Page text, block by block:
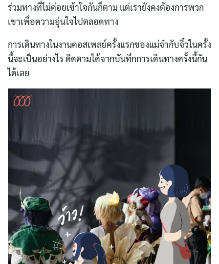
ร่วมทางที่ไม่ค่อยเข้าใจกันก็ตาม แต่เรายังคงต้องการพวก
เขาเพื่อความอุ่นใจไปตลอดทาง
การเดินทางในงานคอสเพลย์ครั้งแรกของแม่จ๋ากับจิ๋วในครั้ง
นี้จะเป็นอย่างไร ติดตามได้จากบันทึกการเดินทางครั้งนี้กัน
ได้เลย